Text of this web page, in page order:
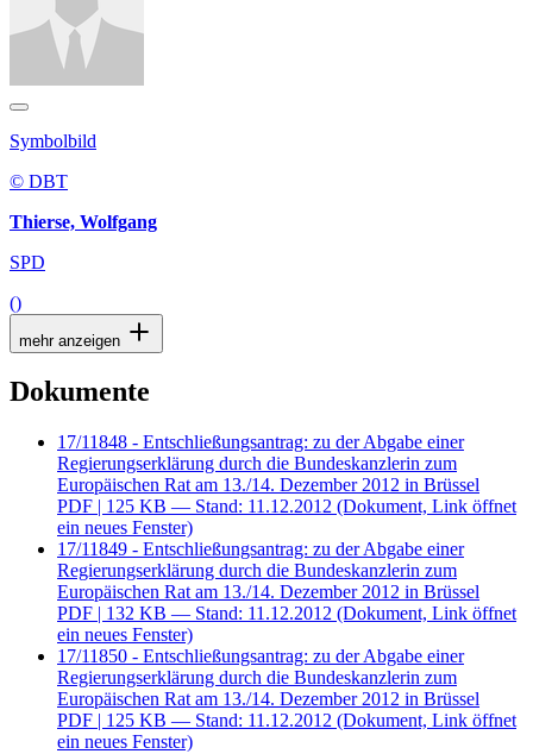
Symbolbild
© DBT
Thierse, Wolfgang
SPD
()
mehr anzeigen
Dokumente
17/11848 - Entschließungsantrag: zu der Abgabe einer
Regierungserklärung durch die Bundeskanzlerin zum
Europäischen Rat am 13./14. Dezember 2012 in Brüssel
PDF | 125 KB — Stand: 11.12.2012 (Dokument, Link öffnet
ein neues Fenster)
17/11849 - Entschließungsantrag: zu der Abgabe einer
Regierungserklärung durch die Bundeskanzlerin zum
Europäischen Rat am 13./14. Dezember 2012 in Brüssel
PDF | 132 KB — Stand: 11.12.2012 (Dokument, Link öffnet
ein neues Fenster)
17/11850 - Entschließungsantrag: zu der Abgabe einer
Regierungserklärung durch die Bundeskanzlerin zum
Europäischen Rat am 13./14. Dezember 2012 in Brüssel
PDF | 125 KB — Stand: 11.12.2012 (Dokument, Link öffnet
ein neues Fenster)